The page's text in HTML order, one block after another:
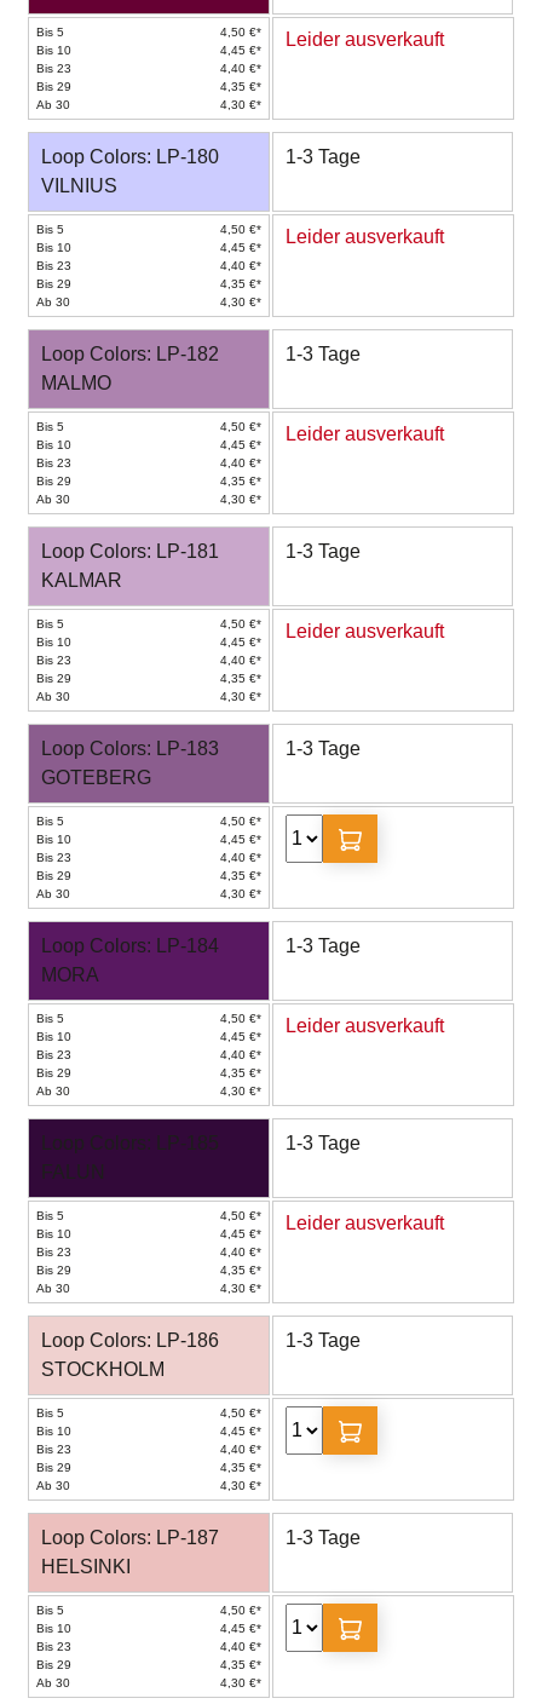
Bis 5
4,50 €*
Bis 10
4,45 €*
Bis 23
4,40 €*
Bis 29
4,35 €*
Ab 30
4,30 €*
Leider ausverkauft
Loop Colors: LP-180
VILNIUS
1-3 Tage
Bis 5
4,50 €*
Bis 10
4,45 €*
Bis 23
4,40 €*
Bis 29
4,35 €*
Ab 30
4,30 €*
Leider ausverkauft
Loop Colors: LP-182
MALMO
1-3 Tage
Bis 5
4,50 €*
Bis 10
4,45 €*
Bis 23
4,40 €*
Bis 29
4,35 €*
Ab 30
4,30 €*
Leider ausverkauft
Loop Colors: LP-181
KALMAR
1-3 Tage
Bis 5
4,50 €*
Bis 10
4,45 €*
Bis 23
4,40 €*
Bis 29
4,35 €*
Ab 30
4,30 €*
Leider ausverkauft
Loop Colors: LP-183
GOTEBERG
1-3 Tage
Bis 5
4,50 €*
Bis 10
4,45 €*
Bis 23
4,40 €*
Bis 29
4,35 €*
Ab 30
4,30 €*
Loop Colors: LP-184
MORA
1-3 Tage
Bis 5
4,50 €*
Bis 10
4,45 €*
Bis 23
4,40 €*
Bis 29
4,35 €*
Ab 30
4,30 €*
Leider ausverkauft
Loop Colors: LP-185
FALUN
1-3 Tage
Bis 5
4,50 €*
Bis 10
4,45 €*
Bis 23
4,40 €*
Bis 29
4,35 €*
Ab 30
4,30 €*
Leider ausverkauft
Loop Colors: LP-186
STOCKHOLM
1-3 Tage
Bis 5
4,50 €*
Bis 10
4,45 €*
Bis 23
4,40 €*
Bis 29
4,35 €*
Ab 30
4,30 €*
Loop Colors: LP-187
HELSINKI
1-3 Tage
Bis 5
4,50 €*
Bis 10
4,45 €*
Bis 23
4,40 €*
Bis 29
4,35 €*
Ab 30
4,30 €*